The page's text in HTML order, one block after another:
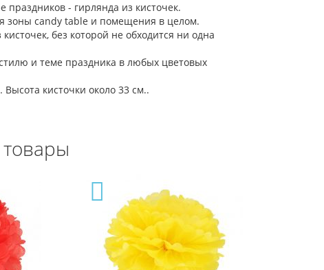
- гирлянда из кисточек.
зоны candy table и помещения в целом.
без которой не обходится ни одна
и теме праздника в любых цветовых
кисточки около 33 см..